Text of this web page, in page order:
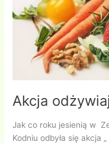
Akcja
Jak co roku jesienią w
Kodniu odbyła się akcja